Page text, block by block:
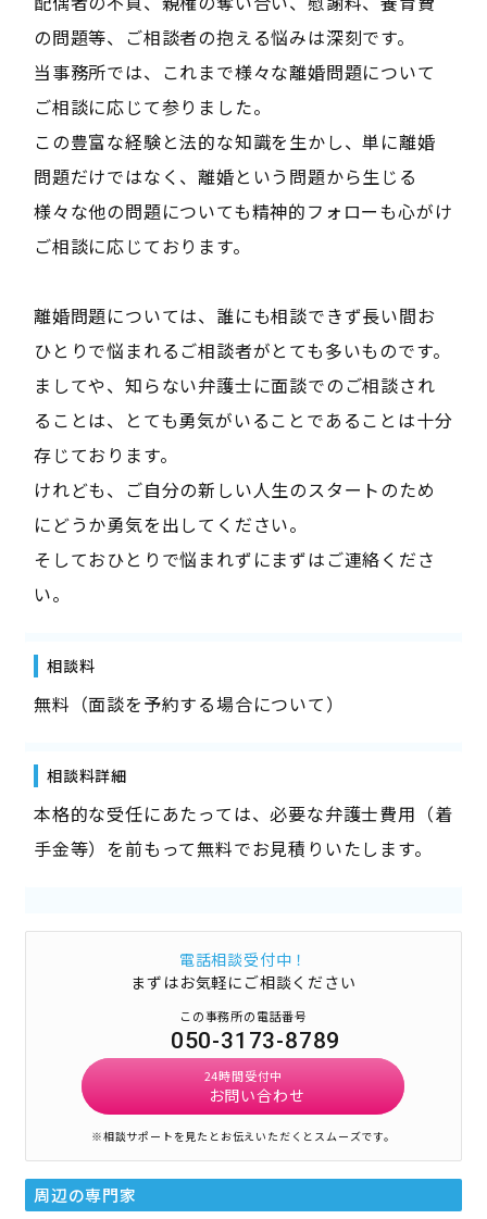
の問題等、ご相談者の抱える悩みは深刻です。
当事務所では、これまで様々な離婚問題について
ご相談に応じて参りました。
この豊富な経験と法的な知識を生かし、単に離婚
問題だけではなく、離婚という問題から生じる
様々な他の問題についても精神的フォローも心がけ
ご相談に応じております。
離婚問題については、誰にも相談できず長い間お
ひとりで悩まれるご相談者がとても多いものです。
ましてや、知らない弁護士に面談でのご相談され
ることは、とても勇気がいることであることは十分
存じております。
けれども、ご自分の新しい人生のスタートのため
にどうか勇気を出してください。
そしておひとりで悩まれずにまずはご連絡くださ
い。
相談料
無料（面談を予約する場合について）
相談料詳細
本格的な受任にあたっては、必要な弁護士費用（着
手金等）を前もって無料でお見積りいたします。
電話相談受付中！
まずはお気軽にご相談ください
この事務所の電話番号
050-3173-8789
24時間受付中
お問い合わせ
※相談サポートを見たとお伝えいただくとスムーズです。
周辺の専門家